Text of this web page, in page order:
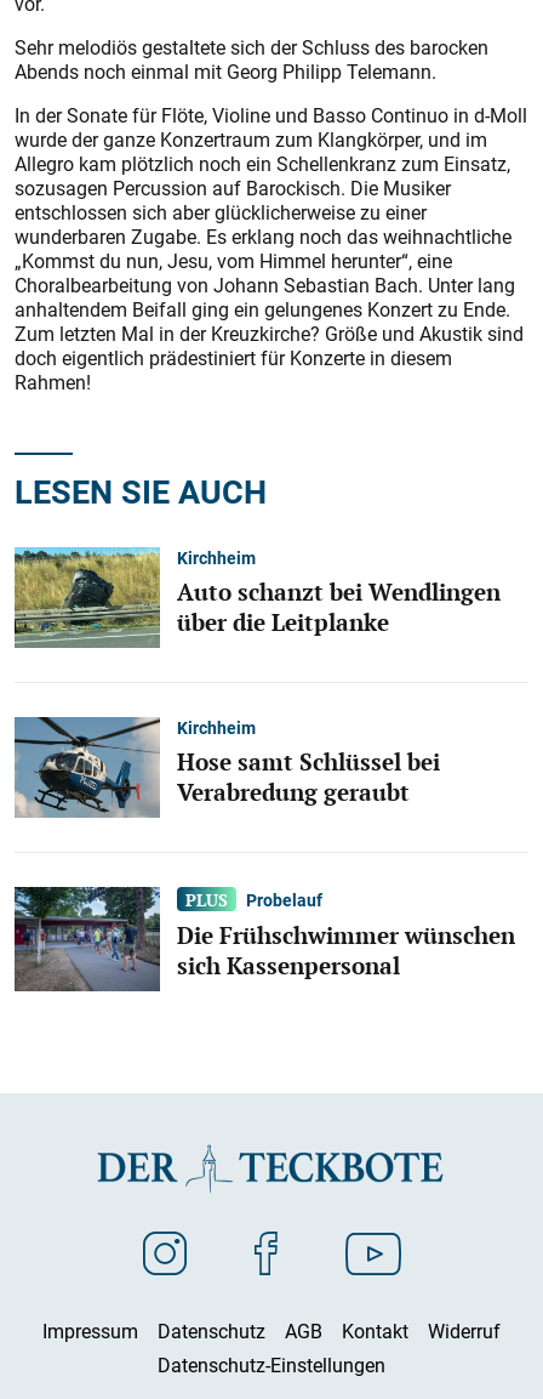
Sehr melodiös gestaltete sich der Schluss des barocken
Abends noch einmal mit Georg Philipp Telemann.
In der Sonate für Flöte, Violine und Basso Continuo in d-Moll
wurde der ganze Konzertraum zum Klangkörper, und im
Allegro kam plötzlich noch ein Schellenkranz zum Einsatz,
sozusagen Percussion auf Barockisch. Die Musiker
entschlossen sich aber glücklicherweise zu einer
wunderbaren Zugabe. Es erklang noch das weihnachtliche
„Kommst du nun, Jesu, vom Himmel herunter“, eine
Choralbearbeitung von Johann Sebastian Bach. Unter lang
anhaltendem Beifall ging ein gelungenes Konzert zu Ende.
Zum letzten Mal in der Kreuzkirche? Größe und Akustik sind
doch eigentlich prädestiniert für Konzerte in diesem
Rahmen!
LESEN SIE AUCH
Kirchheim
Auto schanzt bei Wendlingen
über die Leitplanke
Kirchheim
Hose samt Schlüssel bei
Verabredung geraubt
Probelauf
Die Frühschwimmer wünschen
sich Kassenpersonal
Impressum Datenschutz AGB Kontakt
Widerruf
Datenschutz-Einstellungen